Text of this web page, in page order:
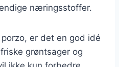
næringsstoffer.
er det en god idé
grøntsager og